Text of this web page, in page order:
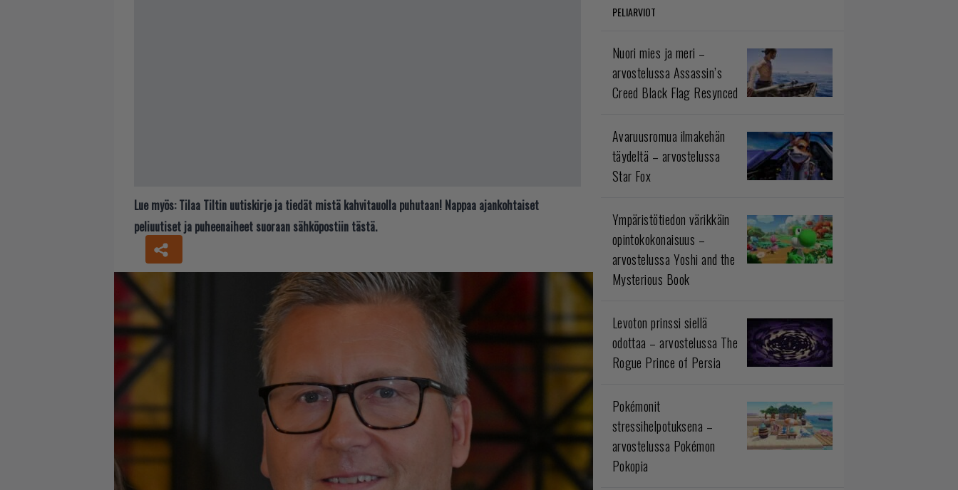
Lue myös: Tilaa Tiltin uutiskirje ja tiedät mistä kahvitauolla puhutaan! Nappaa ajankohtaiset
peliuutiset ja puheenaiheet suoraan sähköpostiin tästä.
PELIARVIOT
Nuori mies ja meri –
arvostelussa Assassin’s
Creed Black Flag Resynced
Avaruusromua ilmakehän
täydeltä – arvostelussa
Star Fox
Ympäristötiedon värikkäin
opintokokonaisuus –
arvostelussa Yoshi and the
Mysterious Book
Levoton prinssi siellä
odottaa – arvostelussa The
Rogue Prince of Persia
Pokémonit
stressihelpotuksena –
arvostelussa Pokémon
Pokopia